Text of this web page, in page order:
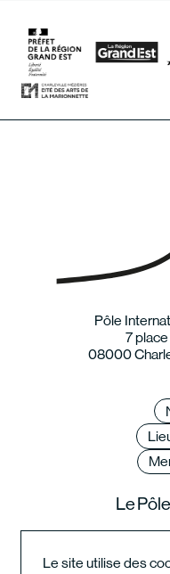
Le site utilise des
Pôle
7
08000
Le